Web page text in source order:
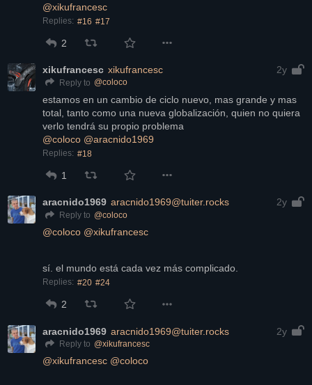
@xikufrancesc
Replies: #16 #17
2
xikufrancesc xikufrancesc 2y
Reply to @coloco
estamos en un cambio de ciclo nuevo, mas grande y mas
total, tanto como una nueva globalización, quien no quiera
verlo tendrá su propio problema
@coloco @aracnido1969
Replies: #18
1
aracnido1969 aracnido1969@tuiter.rocks 2y
Reply to @coloco
@coloco @xikufrancesc
sí. el mundo está cada vez más complicado.
Replies: #20 #24
2
aracnido1969 aracnido1969@tuiter.rocks 2y
Reply to @xikufrancesc
@xikufrancesc @coloco